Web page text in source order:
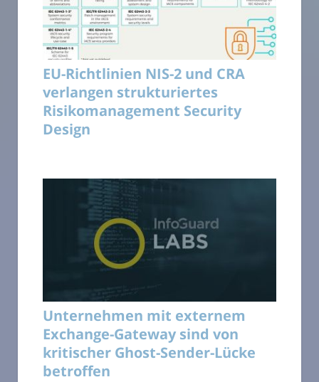
EU-Richtlinien NIS-2 und CRA
verlangen strukturiertes
Risikomanagement Security
Design
Unternehmen mit externem
Exchange-Gateway sind von
kritischer Ghost-Sender-Lücke
betroffen